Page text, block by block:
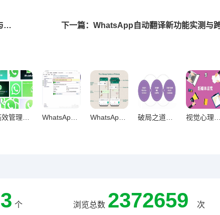
上一篇：WhatsApp群发营销实测，揭秘五大有效策略与实操指南
WhatsApp跨文化商务聊天，国际礼仪与禁忌的黄金法则
3 个 浏览总数 2372659 次